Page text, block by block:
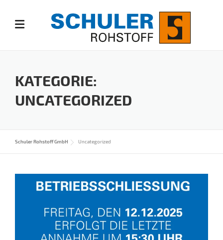
content
KATEGORIE:
UNCATEGORIZED
Schuler Rohstoff GmbH Uncategorized